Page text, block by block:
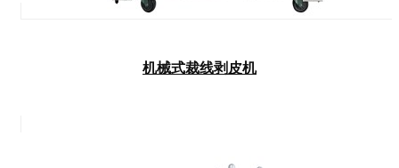
机械式裁线剥皮机